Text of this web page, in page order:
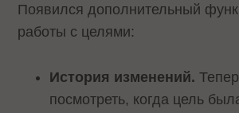
Появился дополнительный
работы с целями:
История изменений.
посмотреть, когда цель